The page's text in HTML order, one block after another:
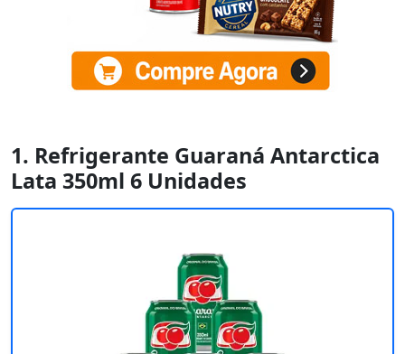
1. Refrigerante Guaraná Antarctica
Lata 350ml 6 Unidades